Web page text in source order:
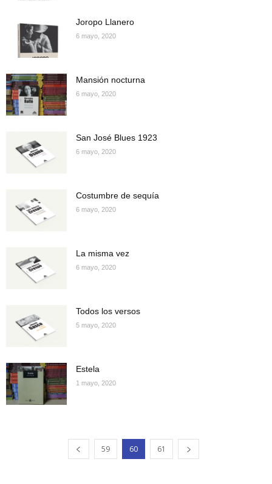
Joropo Llanero
6 mayo, 2020
Mansión nocturna
6 mayo, 2020
San José Blues 1923
6 mayo, 2020
Costumbre de sequía
6 mayo, 2020
La misma vez
6 mayo, 2020
Todos los versos
5 mayo, 2020
Estela
1 mayo, 2020
59 60 61